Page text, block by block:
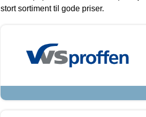
stort sortiment til gode priser.